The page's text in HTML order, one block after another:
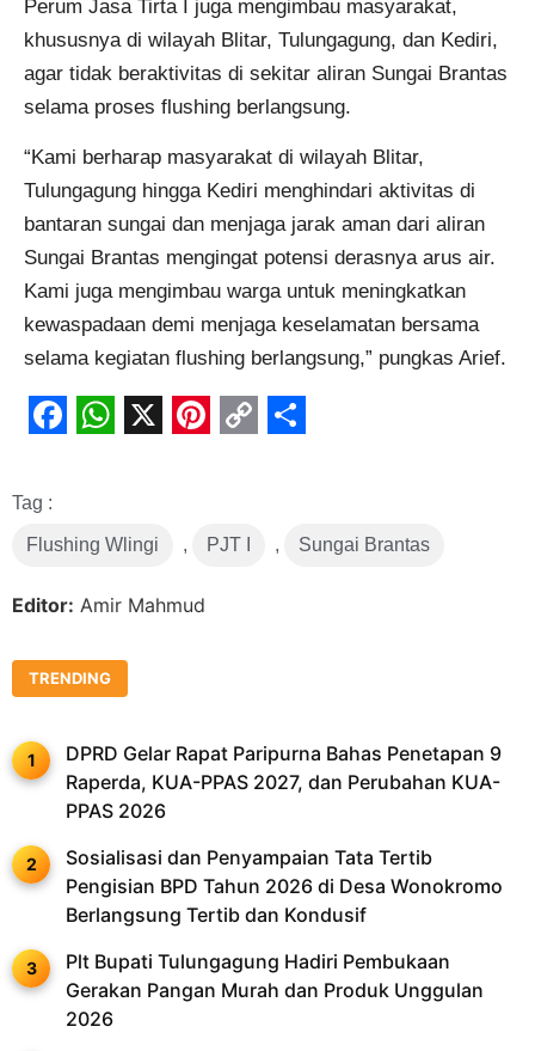
Perum Jasa Tirta I juga mengimbau masyarakat,
khususnya di wilayah Blitar, Tulungagung, dan Kediri,
agar tidak beraktivitas di sekitar aliran Sungai Brantas
selama proses flushing berlangsung.
“Kami berharap masyarakat di wilayah Blitar,
Tulungagung hingga Kediri menghindari aktivitas di
bantaran sungai dan menjaga jarak aman dari aliran
Sungai Brantas mengingat potensi derasnya arus air.
Kami juga mengimbau warga untuk meningkatkan
kewaspadaan demi menjaga keselamatan bersama
selama kegiatan flushing berlangsung,” pungkas Arief.
Tag :
Flushing Wlingi , PJT I , Sungai Brantas
Editor: Amir Mahmud
TRENDING
DPRD Gelar Rapat Paripurna Bahas Penetapan 9
Raperda, KUA-PPAS 2027, dan Perubahan KUA-
PPAS 2026
Sosialisasi dan Penyampaian Tata Tertib
Pengisian BPD Tahun 2026 di Desa Wonokromo
Berlangsung Tertib dan Kondusif
Plt Bupati Tulungagung Hadiri Pembukaan
Gerakan Pangan Murah dan Produk Unggulan
2026